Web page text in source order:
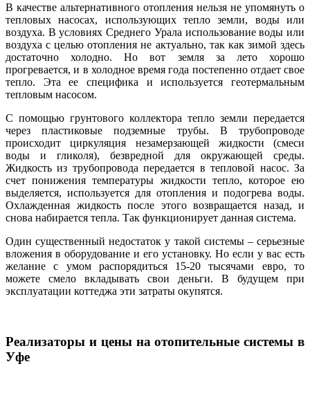
В качестве альтернативного отопления нельзя не упомянуть о
тепловых насосах, использующих тепло земли, воды или
воздуха. В условиях Среднего Урала использование воды или
воздуха с целью отопления не актуально, так как зимой здесь
достаточно холодно. Но вот земля за лето хорошо
прогревается, и в холодное время года постепенно отдает свое
тепло. Эта ее специфика и используется геотермальным
тепловым насосом.
С помощью грунтового коллектора тепло земли передается
через пластиковые подземные трубы. В трубопроводе
происходит циркуляция незамерзающей жидкости (смеси
воды и гликоля), безвредной для окружающей среды.
Жидкость из трубопровода передается в тепловой насос. За
счет понижения температуры жидкости тепло, которое ею
выделяется, используется для отопления и подогрева воды.
Охлажденная жидкость после этого возвращается назад, и
снова набирается тепла. Так функционирует данная система.
Один существенный недостаток у такой системы – серьезные
вложения в оборудование и его установку. Но если у вас есть
желание с умом распорядиться 15-20 тысячами евро, то
можете смело вкладывать свои деньги. В будущем при
эксплуатации коттеджа эти затраты окупятся.
Реализаторы и цены на отопительные системы в
Уфе